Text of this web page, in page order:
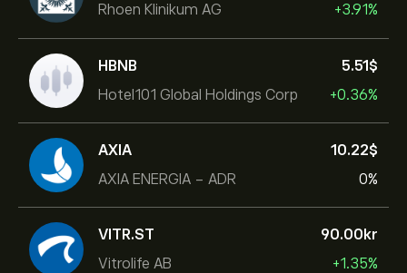
Rhoen Klinikum AG
+3.91%
HBNB
Hotel101 Global Holdings Corp
5.51‎$‎
+0.36%
AXIA
AXIA ENERGIA - ADR
10.22‎$‎
0%
VITR.ST
Vitrolife AB
90.00‎kr‎
+1.35%